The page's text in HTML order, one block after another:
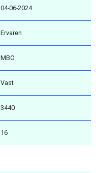
04-06-2024
Ervaren
MBO
Vast
3440
16